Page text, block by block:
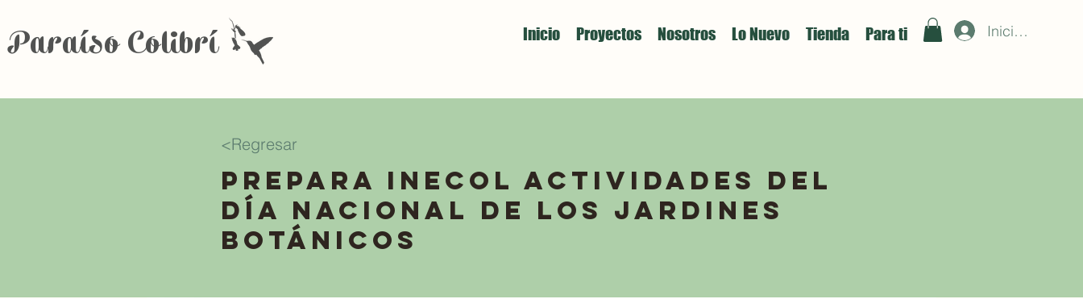
Paraíso Colibrí Inicio Proyectos Nosotros Lo Nuevo Tienda Para ti Iniciar sesión
<Regresar
Prepara INECOL actividades del
Día Nacional de los Jardines
Botánicos